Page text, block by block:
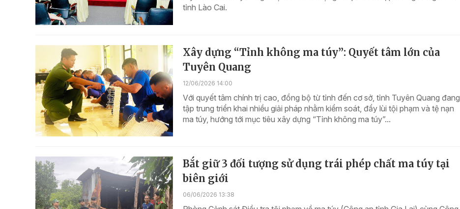
tỉnh Lào Cai.
Xây dựng “Tỉnh không ma túy”: Quyết tâm lớn của
Tuyên Quang
12/06/2026 14:00
Với quyết tâm chính trị cao, đồng bộ từ tỉnh đến cơ sở, tỉnh Tuyên Quang đang
tập trung triển khai nhiều giải pháp nhằm kiểm soát, đẩy lùi tội phạm và tệ nạn
ma túy, hướng tới mục tiêu xây dựng “Tỉnh không ma túy”...
Bắt giữ 3 đối tượng sử dụng trái phép chất ma túy tại
biên giới
06/06/2026 13:38